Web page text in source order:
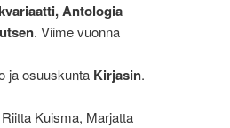
Antologia
. Viime vuonna
ja osuuskunta Kirjasin.
Kuisma, Marjatta